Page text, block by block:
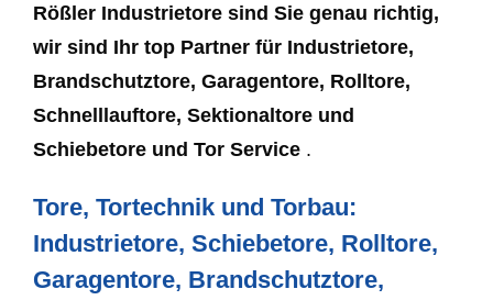
Rößler Industrietore sind Sie genau richtig,
wir sind Ihr top Partner für Industrietore,
Brandschutztore, Garagentore, Rolltore,
Schnelllauftore, Sektionaltore und
Schiebetore und Tor Service .
Tore, Tortechnik und Torbau:
Industrietore, Schiebetore, Rolltore,
Garagentore, Brandschutztore,